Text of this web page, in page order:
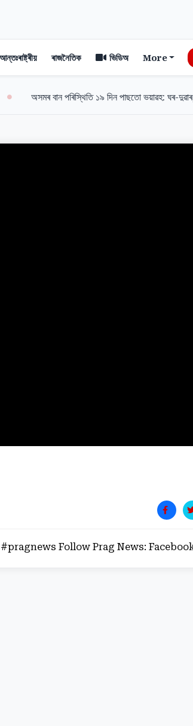
আন্তঃৰাষ্ট্ৰীয় ৰাজনৈতিক ভিডিঅ More
অসমৰ বান পৰিস্থিতি ১৯ দিন পাছতো ভয়াৱহ: ঘৰ-দুৱাৰ,
Follow Prag News: